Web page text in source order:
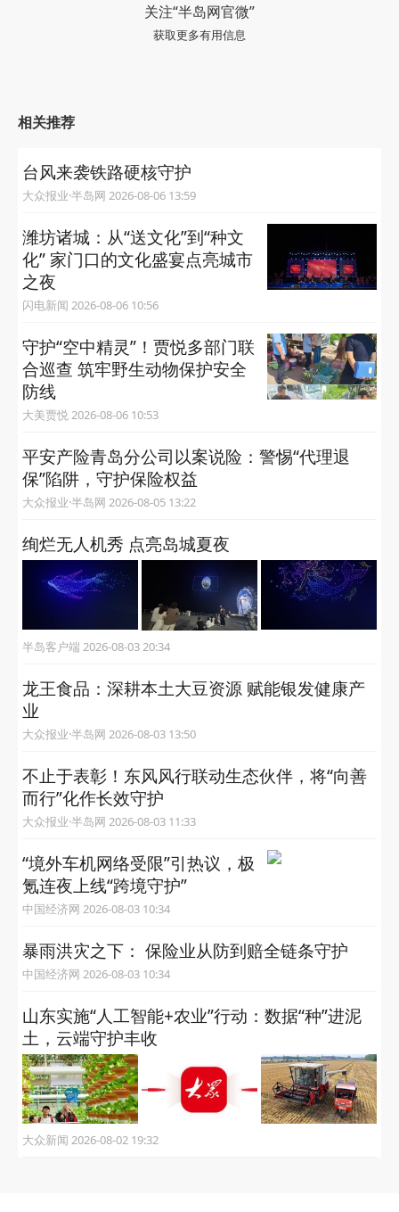
关注“半岛网官微”
获取更多有用信息
相关推荐
台风来袭铁路硬核守护
大众报业·半岛网 2026-08-06 13:59
潍坊诸城：从“送文化”到“种文
化” 家门口的文化盛宴点亮城市
之夜
闪电新闻 2026-08-06 10:56
守护“空中精灵”！贾悦多部门联
合巡查 筑牢野生动物保护安全
防线
大美贾悦 2026-08-06 10:53
平安产险青岛分公司以案说险：警惕“代理退
保”陷阱，守护保险权益
大众报业·半岛网 2026-08-05 13:22
绚烂无人机秀 点亮岛城夏夜
半岛客户端 2026-08-03 20:34
龙王食品：深耕本土大豆资源 赋能银发健康产
业
大众报业·半岛网 2026-08-03 13:50
不止于表彰！东风风行联动生态伙伴，将“向善
而行”化作长效守护
大众报业·半岛网 2026-08-03 11:33
“境外车机网络受限”引热议，极
氪连夜上线“跨境守护”
中国经济网 2026-08-03 10:34
暴雨洪灾之下： 保险业从防到赔全链条守护
中国经济网 2026-08-03 10:34
山东实施“人工智能+农业”行动：数据“种”进泥
土，云端守护丰收
大众新闻 2026-08-02 19:32